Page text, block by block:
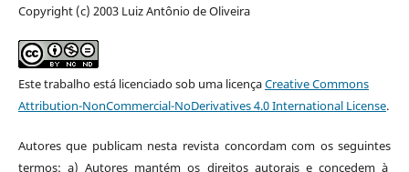
Copyright (c) 2003 Luiz Antônio de Oliveira
Este trabalho está licenciado sob uma licençaCreative Commons
Attribution-NonCommercial-NoDerivatives 4.0 International License.
Autores que publicam nesta revista concordam com os seguintes
termos: a) Autores mantém os direitos autorais e concedem à